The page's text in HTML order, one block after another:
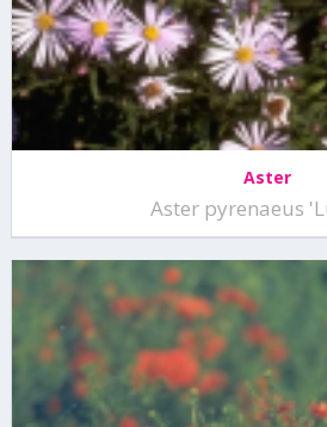
Aster
Aster pyrenaeus